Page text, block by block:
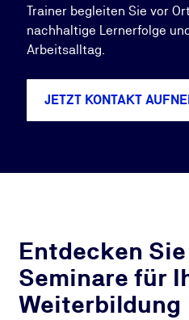
Trainer begleiten Sie vor
nachhaltige Lernerfolge
Arbeitsalltag.
JETZT KONTAKT
Entdecken
Seminare für
Weiterbildung